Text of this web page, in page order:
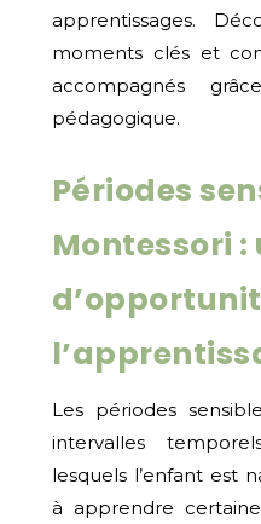
apprentissages.
moments clés et
accompagnés
pédagogique.
Périodes
Montessori
Les périodes
intervalles
lesquels l’enfant est
à apprendre